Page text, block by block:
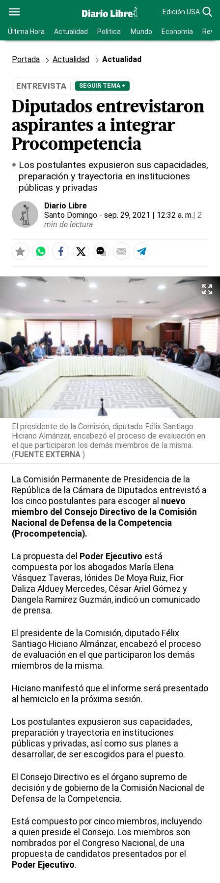
Edición USA
Última Hora Actualidad Política Mundo Economía
Portada Actualidad Actualidad
ENTREVISTA SEGUIR TEMA +
Diputados entrevistaron
aspirantes a integrar
Procompetencia
Los postulantes expusieron sus capacidades,
preparación y trayectoria en instituciones
públicas y privadas
Diario Libre
Santo Domingo - sep. 29, 2021 | 12:32 a. m.| 2
min de lectura
El presidente de la Comisión, diputado Félix Santiago
Hiciano Almánzar, encabezó el proceso de evaluación en
el que participaron los demás miembros de la misma.
(FUENTE EXTERNA )
La Comisión Permanente de Presidencia de la
República de la Cámara de Diputados entrevistó a
los cinco postulantes para escoger al nuevo
miembro del Consejo Directivo de la Comisión
Nacional de Defensa de la Competencia
(Procompetencia).
La propuesta del Poder Ejecutivo está
compuesta por los abogados María Elena
Vásquez Taveras, Iónides De Moya Ruiz, Fior
Daliza Alduey Mercedes, César Ariel Gómez y
Dangela Ramírez Guzmán, indicó un comunicado
de prensa.
El presidente de la Comisión, diputado Félix
Santiago Hiciano Almánzar, encabezó el proceso
de evaluación en el que participaron los demás
miembros de la misma.
Hiciano manifestó que el informe será presentado
al hemiciclo en la próxima sesión.
Los postulantes expusieron sus capacidades,
preparación y trayectoria en instituciones
públicas y privadas, así como sus planes a
desarrollar, de ser escogidos para el puesto.
El Consejo Directivo es el órgano supremo de
decisión y de gobierno de la Comisión Nacional de
Defensa de la Competencia.
Está compuesto por cinco miembros, incluyendo
a quien preside el Consejo. Los miembros son
nombrados por el Congreso Nacional, de una
propuesta de candidatos presentados por el
Poder Ejecutivo.